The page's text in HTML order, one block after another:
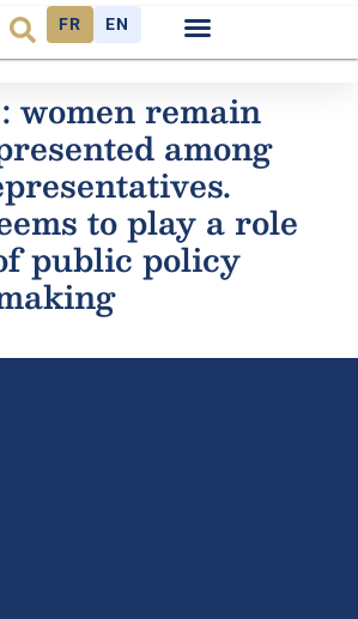
FR EN
women remain
among
to play a role
public policy